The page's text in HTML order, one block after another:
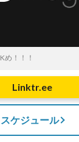
Kめ！！！
Linktr.ee
スケジュール